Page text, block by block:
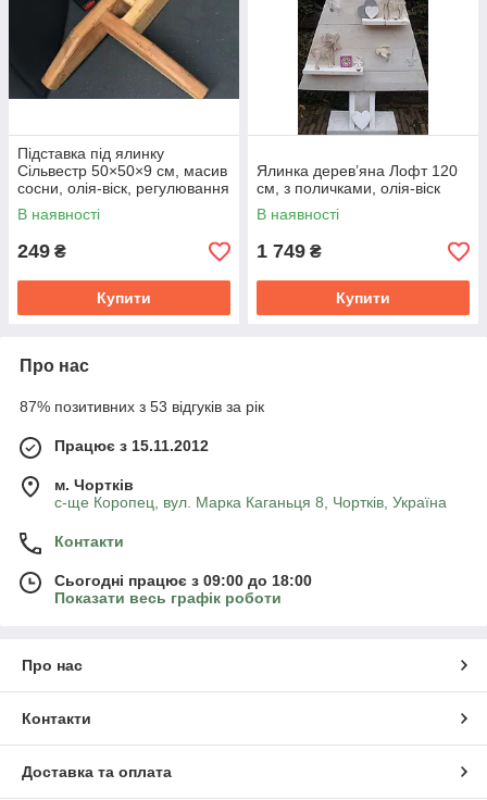
Підставка під ялинку
Сільвестр 50×50×9 см, масив
сосни, олія-віск, регулювання
стовбура
В наявності
249 ₴
Купити
Ялинка дерев’яна Лофт 120
см, з поличками, олія-віск
В наявності
1 749 ₴
Купити
Про нас
87% позитивних з 53 відгуків за рік
Працює з 15.11.2012
м. Чортків
с-ще Коропец, вул. Марка Каганьця 8, Чортків, Україна
Контакти
Сьогодні працює з 09:00 до 18:00
Показати весь графік роботи
Про нас
Контакти
Доставка та оплата